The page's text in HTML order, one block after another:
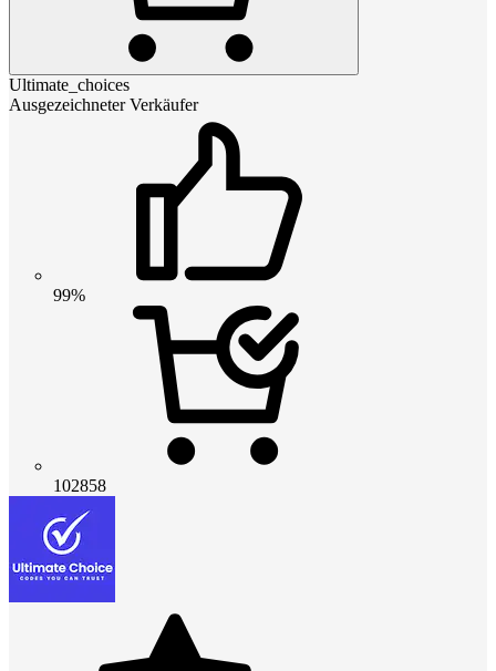
Ultimate_choices
Ausgezeichneter Verkäufer
99%
102858